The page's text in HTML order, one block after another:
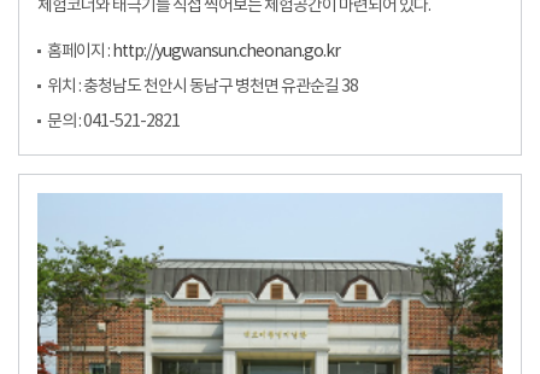
체험코너와 태극기를 직접 찍어보는 체험공간이 마련되어 있다.
홈페이지 : http://yugwansun.cheonan.go.kr
위치 : 충청남도 천안시 동남구 병천면 유관순길 38
문의 : 041-521-2821